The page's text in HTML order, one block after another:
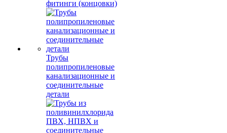
фитинги (концовки)
Трубы
полипропиленовые
канализационные и
соединительные
детали